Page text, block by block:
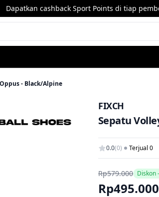
Dapatkan cashback Sport Points di tiap
- Black/Alpine
FIXCH
Sepatu
0.0(0) Terjual 0
Rp579.000 Diskon
Rp495.000